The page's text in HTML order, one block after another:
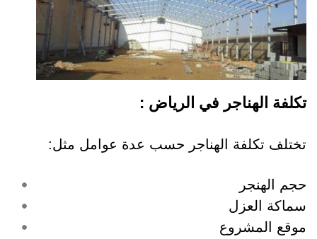
تكلفة الهناجر في الرياض :
تختلف تكلفة الهناجر حسب عدة عوامل مثل:
حجم الهنجر
سماكة العزل
موقع المشروع